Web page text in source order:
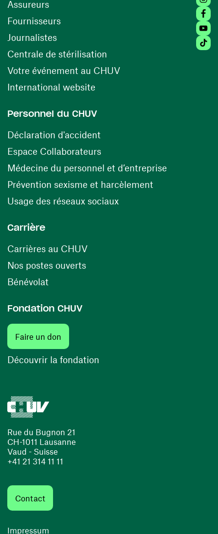
Rue du Bugnon 21
CH-1011 Lausanne
Vaud - Suisse
+41 21 314 11 11
Contact
Impressum
Assureurs
Fournisseurs(opens in a new window)
Journalistes
Centrale de stérilisation (opens in a new window)
Votre événement au CHUV(opens in a new
International website
Personnel du CHUV
Déclaration d'accident
Espace Collaborateurs(opens in a new window)
Médecine du personnel et d’entreprise
Prévention sexisme et harcèlement
Usage des réseaux sociaux(opens in a new
Carrière
Carrières au CHUV(opens in a new window)
Nos postes ouverts(opens in a new window)
Bénévolat
Fondation CHUV
Faire un don
Découvrir la fondation